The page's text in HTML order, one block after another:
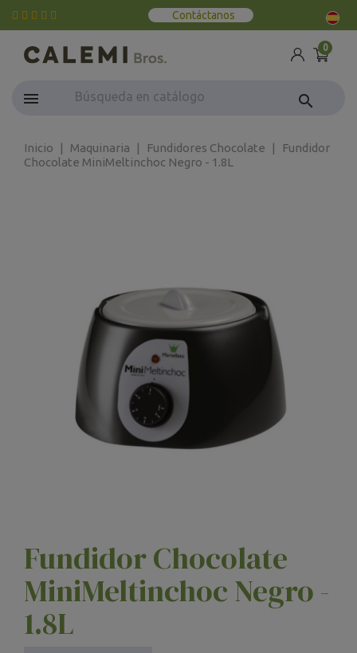
Contáctanos
0
search
Inicio Maquinaria Fundidores Chocolate
Fundidor
Chocolate MiniMeltinchoc Negro - 1.8L
Fundidor Chocolate
MiniMeltinchoc Negro -
1.8L